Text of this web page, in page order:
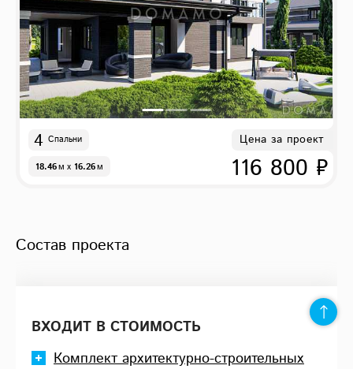
4 Спальни
18.46м x 16.26м
Цена за проект
116 800 ₽
Состав проекта
ВХОДИТ В СТОИМОСТЬ
Комплект архитектурно-строительных